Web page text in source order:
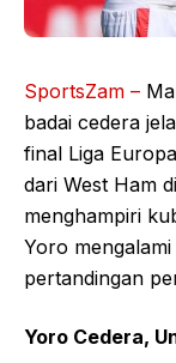
SportsZam –
badai cedera
final Liga
dari West Ham
menghampiri
Yoro
pertandingan
Yoro Cedera,